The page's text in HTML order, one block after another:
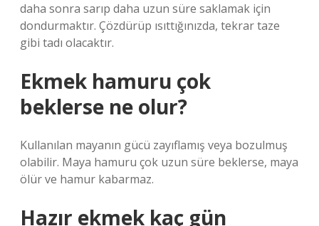
daha sonra sarıp daha uzun süre saklamak için
dondurmaktır. Çözdürüp ısıttığınızda, tekrar taze
gibi tadı olacaktır.
Ekmek hamuru çok
beklerse ne olur?
Kullanılan mayanın gücü zayıflamış veya bozulmuş
olabilir. Maya hamuru çok uzun süre beklerse, maya
ölür ve hamur kabarmaz.
Hazır ekmek kaç gün